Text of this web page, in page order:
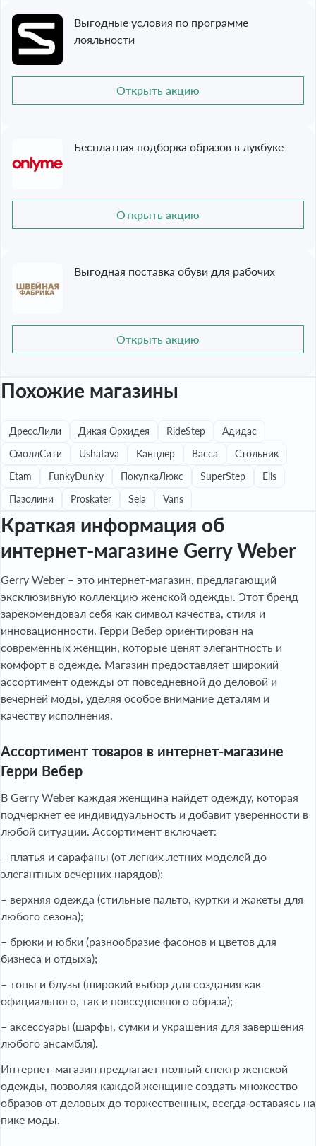
Выгодные условия по программе
лояльности
Открыть акцию
Бесплатная подборка образов в лукбуке
Открыть акцию
Выгодная поставка обуви для рабочих
Открыть акцию
Похожие магазины
ДрессЛили Дикая Орхидея RideStep
Адидас
СмоллСити
Ushatava Канцлер Васса
Стольник
Etam
FunkyDunky ПокупкаЛюкс SuperStep
Elis
Пазолини
Proskater Sela Vans
Краткая информация об
интернет-магазине Gerry Weber
Gerry Weber – это интернет-магазин, предлагающий
эксклюзивную коллекцию женской одежды. Этот бренд
зарекомендовал себя как символ качества, стиля и
инновационности. Герри Вебер ориентирован на
современных женщин, которые ценят элегантность и
комфорт в одежде. Магазин предоставляет широкий
ассортимент одежды от повседневной до деловой и
вечерней моды, уделяя особое внимание деталям и
качеству исполнения.
Ассортимент товаров в интернет-магазине
Герри Вебер
В Gerry Weber каждая женщина найдет одежду, которая
подчеркнет ее индивидуальность и добавит уверенности в
любой ситуации. Ассортимент включает:
– платья и сарафаны (от легких летних моделей до
элегантных вечерних нарядов);
– верхняя одежда (стильные пальто, куртки и жакеты для
любого сезона);
– брюки и юбки (разнообразие фасонов и цветов для
бизнеса и отдыха);
– топы и блузы (широкий выбор для создания как
официального, так и повседневного образа);
– аксессуары (шарфы, сумки и украшения для завершения
любого ансамбля).
Интернет-магазин предлагает полный спектр женской
одежды, позволяя каждой женщине создать множество
образов от деловых до торжественных, всегда оставаясь на
пике моды.